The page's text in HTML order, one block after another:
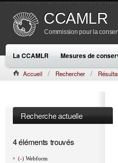
CCAMLR
Commission pour la
La CCAMLR Mesures de
Accueil Rechercher
Recherche actuelle
4 éléments trouvés
(-) Webform